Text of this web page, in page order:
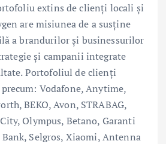
extins de clienți locali și
are misiunea de a susține
a brandurilor și businessurilor
și campanii integrate
Portofoliul de clienți
Vodafone, Anytime,
BEKO, Avon, STRABAG,
Olympus, Betano, Garanti
Bank, Selgros, Xiaomi, Antenna